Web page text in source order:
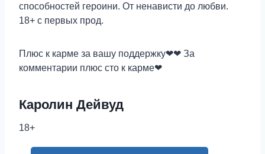
способностей героини. От ненависти до любви.
18+ с первых прод.
Плюс к карме за вашу поддержку❤❤ За
комментарии плюс сто к карме❤
Каролин Дейвуд
18+